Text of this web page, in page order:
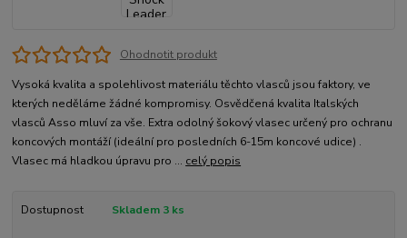
Ohodnotit produkt
Vysoká kvalita a spolehlivost materiálu těchto vlasců jsou faktory, ve
kterých neděláme žádné kompromisy. Osvědčená kvalita Italských
vlasců Asso mluví za vše. Extra odolný šokový vlasec určený pro ochranu
koncových montáží (ideální pro posledních 6-15m koncové udice) .
Vlasec má hladkou úpravu pro ... celý popis
Dostupnost Skladem 3 ks